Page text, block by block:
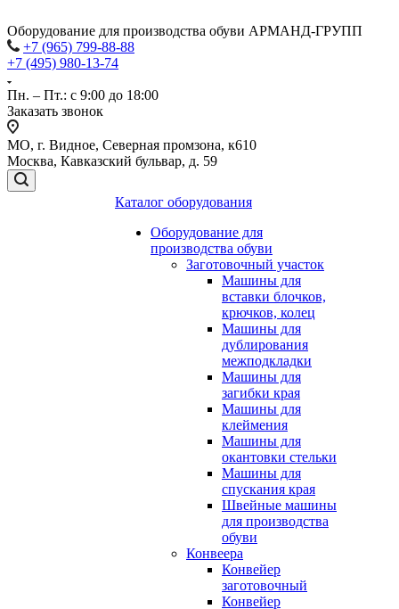
Оборудование для производства обуви АРМАНД-ГРУПП
+7 (965) 799-88-88
+7 (495) 980-13-74
Пн. – Пт.: с 9:00 до 18:00
Заказать звонок
МО, г. Видное, Северная промзона, к610
Москва, Кавказский бульвар, д. 59
Каталог оборудования
Оборудование для
производства обуви
Заготовочный участок
Машины для
вставки блочков,
крючков, колец
Машины для
дублирования
межподкладки
Машины для
загибки края
Машины для
клеймения
Машины для
окантовки стельки
Машины для
спускания края
Швейные машины
для производства
обуви
Конвеера
Конвейер
заготовочный
Конвейер